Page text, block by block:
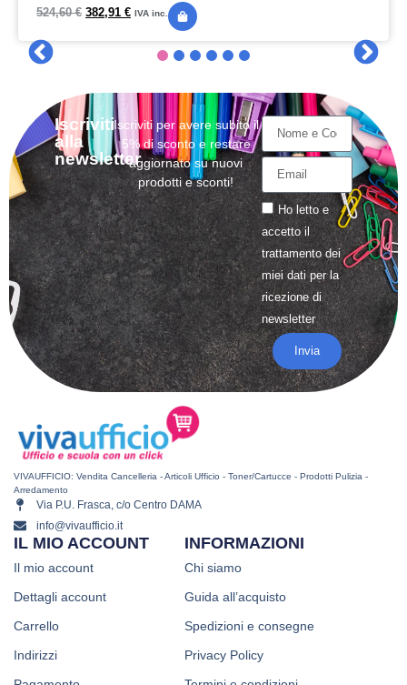
524,60€ 382,91 € IVA inc.
Iscriviti
alla
newsletter
Iscriviti per avere subito il
5% di sconto e restare
aggiornato su nuovi
prodotti e sconti!
Ho letto e
accetto il
trattamentodei
miei dati per la
ricezione di
newsletter
Invia
VIVAUFFICIO: Vendita Cancelleria - Articoli Ufficio - Toner/Cartucce - Prodotti Pulizia -
Arredamento
Via P.U. Frasca, c/o Centro DAMA
info@vivaufficio.it
INFORMAZIONI
Chi siamo
Guida all’acquisto
Spedizioni e consegne
Privacy Policy
IL MIO ACCOUNT
Il mio account
Dettagli account
Carrello
Indirizzi